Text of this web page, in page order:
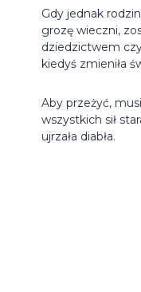
Gdy jednak
grozę wieczni,
dziedzictwem
kiedyś zmieniła
Aby przeżyć,
wszystkich sił
ujrzała diabła.